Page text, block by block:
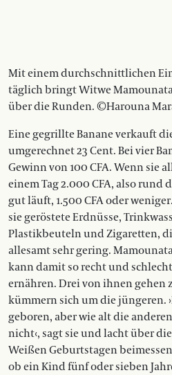
Mit einem durchschnittlichen
täglich bringt Witwe
über die Runden. ©Harouna
Eine gegrillte Banane verkauft
umgerechnet 23 Cent. Bei vier
Gewinn von 100 CFA. Wenn sie
einem Tag 2.000 CFA, also rund
gut läuft, 1.500 CFA oder
sie geröstete Erdnüsse,
Plastikbeuteln und Zigaretten,
allesamt sehr gering.
kann damit so recht und
ernähren. Drei von ihnen gehen
kümmern sich um die jüngeren.
geboren, aber wie alt die
nicht‹, sagt sie und lacht über
Weißen Geburtstagen
ob ein Kind fünf oder sieben